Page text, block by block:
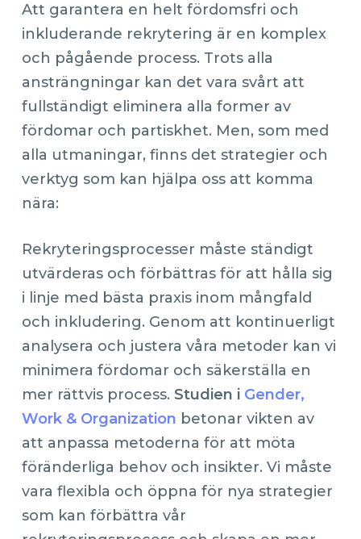
Att garantera en helt fördomsfri och
inkluderande rekrytering är en komplex
och pågående process. Trots alla
ansträngningar kan det vara svårt att
fullständigt eliminera alla former av
fördomar och partiskhet. Men, som med
alla utmaningar, finns det strategier och
verktyg som kan hjälpa oss att komma
nära:
Rekryteringsprocesser måste ständigt
utvärderas och förbättras för att hålla sig
i linje med bästa praxis inom mångfald
och inkludering. Genom att kontinuerligt
analysera och justera våra metoder kan vi
minimera fördomar och säkerställa en
mer rättvis process. Studien i Gender,
Work & Organization betonar vikten av
att anpassa metoderna för att möta
föränderliga behov och insikter. Vi måste
vara flexibla och öppna för nya strategier
som kan förbättra vår